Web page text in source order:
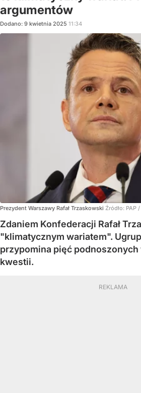
argumentów
Dodano: 9 kwietnia 2025 11:34
Prezydent Warszawy Rafał Trzaskowski Źródło: PAP /
Zdaniem Konfederacji Rafał
"klimatycznym wariatem".
przypomina pięć
kwestii.